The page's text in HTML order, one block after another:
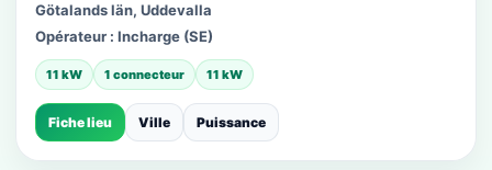
Götalands län, Uddevalla
Opérateur : Incharge (SE)
11 kW 1 connecteur 11 kW
Fiche lieu Ville Puissance